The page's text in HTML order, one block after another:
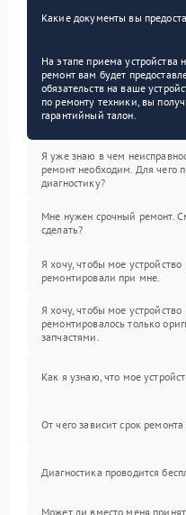
Какие документы вы
На этапе приема устройства
ремонт вам будет
обязательств на ваше
по ремонту техники, вы
гарантийный талон.
Я уже знаю в чем
ремонт необходим. Для чего
диагностику?
Мне нужен срочный ремонт.
сделать?
Я хочу, чтобы мое устройство
ремонтировали при мне.
Я хочу, чтобы мое устройство
ремонтировалось только
запчастями.
Как я узнаю, что мое
От чего зависит срок
Диагностика проводится
Может ли вместо меня